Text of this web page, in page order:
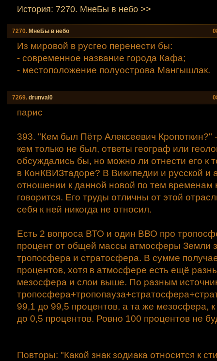
История: 7270. МнеБы в небо >>
7270. МнеБы в небо
Из мировой в русгео перенести бы:
- современное название города Кафа;
- местоположение полуострова Мангышлак.
7269. drunval0
парис
393. "Кем был Пётр Алексеевич Кропоткин?"
кем только не был, ответы географ или
обсуждались бы, но можно ли отнести его к
в КонКВИЗтадоре? В Википедии и русской и
отношении к данной новой по тем временам
говорится. Его труды отличны от этой
себя к ней никогда не относил.
Есть 2 вопроса ВТО и один ВВО про
процент от общей массы атмосферы Земли
тропосфера и стратосфера. В сумме
процентов, хотя в атмосфере есть ещё
мезосфера и слои выше. По разным
99,1 до 99,5 процентов, а та же мезосфера,
до 0,5 процентов. Ровно 100 процентов не
Повторы: "Какой знак зодиака относится к